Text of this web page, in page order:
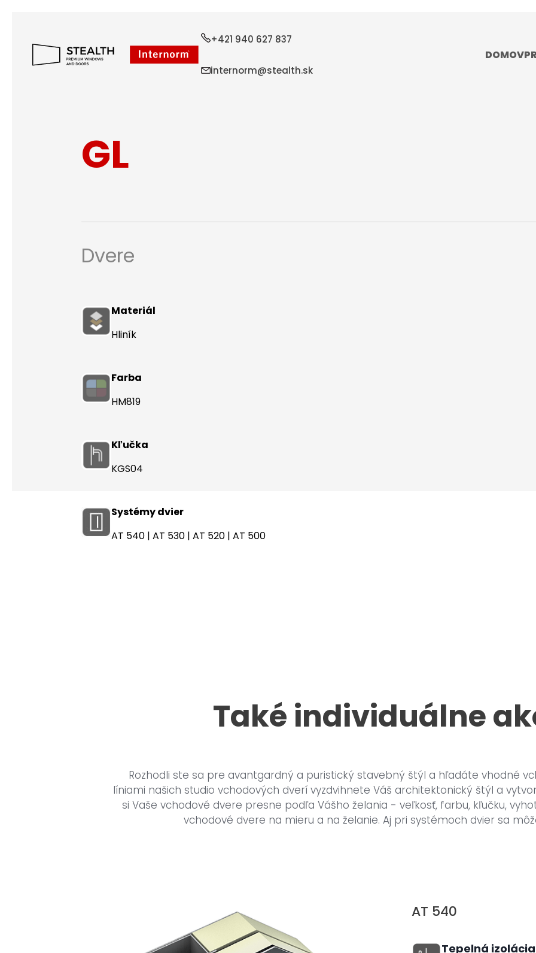
+421 940 627 837
internorm@stealth.sk
DOMOV
GL
Dvere
Materiál
Hliník
Farba
HM819
Kľučka
KGS04
Systémy dvier
AT 540 | AT 530 | AT 520 | AT 500
Také individuálne
Rozhodli ste sa pre avantgardný a puristický stavebný štýl a hľadáte vhodné
líniami našich studio vchodových dverí vyzdvihnete Váš architektonický štýl a
si Vaše vchodové dvere presne podľa Vášho želania - veľkosť, farbu, kľučku,
vchodové dvere na mieru a na želanie. Aj pri systémoch dvier sa
AT 540
Tepelná izolácia